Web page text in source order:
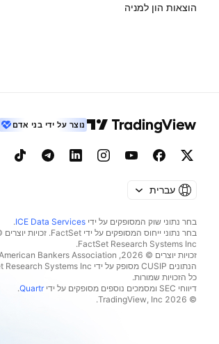
הוצאות הון למניה
נוצר על ידי בני אדם
עברית
בחר נתוני שוק המסופקים על ידי ICE Data Services
.
כל הזכויות שמורות.
דיווחי SEC ומסמכים נוספים מסופקים על ידי
Quartr
.
© 2026 ‏TradingView, Inc.‏